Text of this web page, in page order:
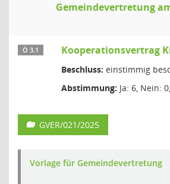
Gemeindevertretung
Ö 3.1 Kooperationsvertrag
Beschluss: einstimmig
Abstimmung: Ja: 6, Nein:
GVER/021/2025
Vorlage für Gemeindevertretung